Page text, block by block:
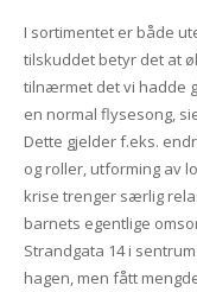
I sortimentet er både
tilskuddet betyr det at
tilnærmet det vi hadde
en normal flysesong,
Dette gjelder f.eks.
og roller, utforming av
krise trenger særlig
barnets egentlige
Strandgata 14 i
hagen, men fått